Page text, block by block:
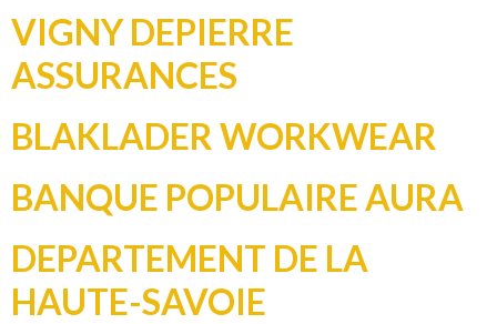
VIGNY DEPIERRE
ASSURANCES
BLAKLADER WORKWEAR
BANQUE POPULAIRE AURA
DEPARTEMENT DE LA
HAUTE-SAVOIE